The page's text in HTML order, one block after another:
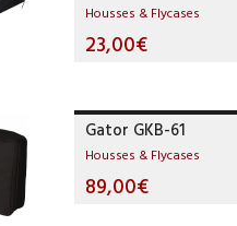
Housses & Flycases
23,00€
Gator GKB-61
Housses & Flycases
89,00€